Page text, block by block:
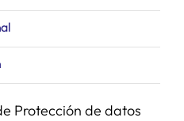
Protección de datos